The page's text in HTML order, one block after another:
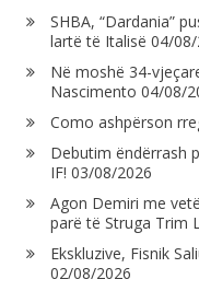
SHBA, “Dardania”
lartë të Italisë 04/
Në moshë 34-
Nascimento 04/08/
Como ashpërson
Debutim ëndërrash
IF! 03/08/2026
Agon Demiri me
parë të Struga Trim
Ekskluzive, Fisnik
02/08/2026